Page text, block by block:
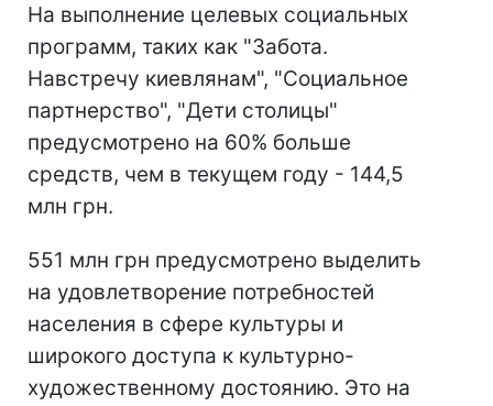
На выполнение целевых социальных
программ, таких как "Забота.
Навстречу киевлянам", "Социальное
партнерство", "Дети столицы"
предусмотрено на 60% больше
средств, чем в текущем году - 144,5
млн грн.
551 млн грн предусмотрено выделить
на удовлетворение потребностей
населения в сфере культуры и
широкого доступа к культурно-
художественному достоянию. Это на